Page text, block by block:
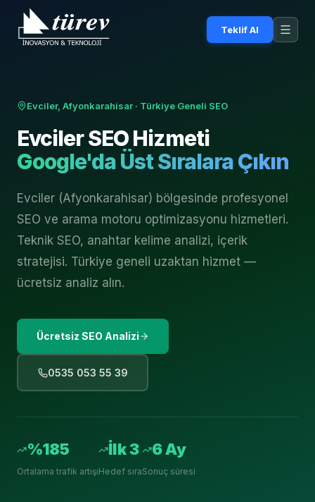
Teklif Al
Evciler, Afyonkarahisar · Türkiye Geneli SEO
EvcilerSEO Hizmeti
Google'da Üst Sıralara Çıkın
Evciler (Afyonkarahisar) bölgesinde profesyonel
SEO ve arama motoru optimizasyonu hizmetleri.
Teknik SEO, anahtar kelime analizi, içerik
stratejisi. Türkiye geneli uzaktan hizmet —
ücretsiz analiz alın.
Ücretsiz SEO Analizi
0535 053 55 39
%185
Ortalama trafik artışı
İlk 3
Hedef sıra
6 Ay
Sonuç süresi